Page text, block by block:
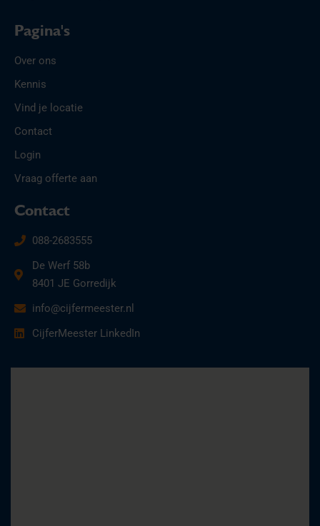
Pagina's
Over ons
Kennis
Vind je locatie
Contact
Login
Vraag offerte aan
Contact
088-2683555
De Werf 58b
8401 JE Gorredijk
info@cijfermeester.nl
CijferMeester LinkedIn